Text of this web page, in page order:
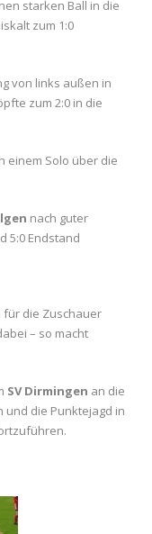
starken Ball in die
zum 1:0
von links außen in
zum 2:0 in die
einem Solo über die
nach guter
5:0 Endstand
für die Zuschauer
– so macht
SV Dirmingen an die
und die Punktejagd in